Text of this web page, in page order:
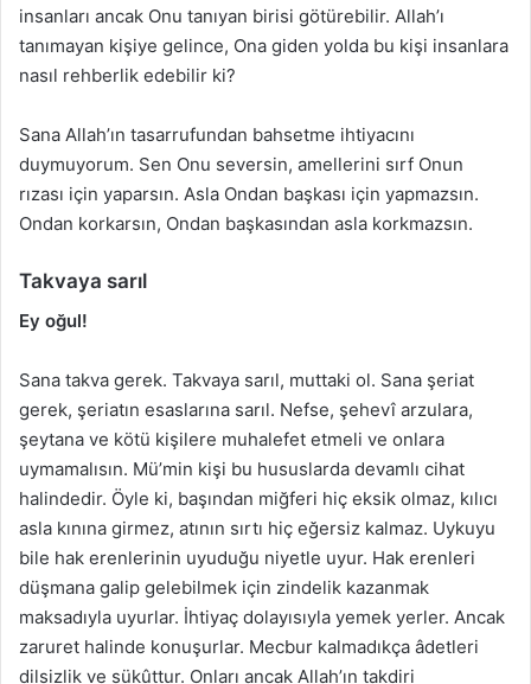
insanları ancak Onu tanıyan birisi götürebilir. Allah’ı
tanımayan kişiye gelince, Ona giden yolda bu kişi insanlara
nasıl rehberlik edebilir ki?
Sana Allah’ın tasarrufundan bahsetme ihtiyacını
duymuyorum. Sen Onu seversin, amellerini sırf Onun
rızası için yaparsın. Asla Ondan başkası için yapmazsın.
Ondan korkarsın, Ondan başkasından asla korkmazsın.
Takvaya sarıl
Ey oğul!
Sana takva gerek. Takvaya sarıl, muttaki ol. Sana şeriat
gerek, şeriatın esaslarına sarıl. Nefse, şehevî arzulara,
şeytana ve kötü kişilere muhalefet etmeli ve onlara
uymamalısın. Mü’min kişi bu hususlarda devamlı cihat
halindedir. Öyle ki, başından miğferi hiç eksik olmaz, kılıcı
asla kınına girmez, atının sırtı hiç eğersiz kalmaz. Uykuyu
bile hak erenlerinin uyuduğu niyetle uyur. Hak erenleri
düşmana galip gelebilmek için zindelik kazanmak
maksadıyla uyurlar. İhtiyaç dolayısıyla yemek yerler. Ancak
zaruret halinde konuşurlar. Mecbur kalmadıkça âdetleri
dilsizlik ve sükûttur. Onları ancak Allah’ın takdiri